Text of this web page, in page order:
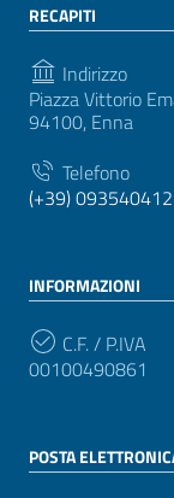
RECAPITI
Indirizzo
Piazza Vittorio
94100, Enna
Telefono
(+39) 093540412
INFORMAZIONI
C.F. / P.IVA
00100490861
POSTA